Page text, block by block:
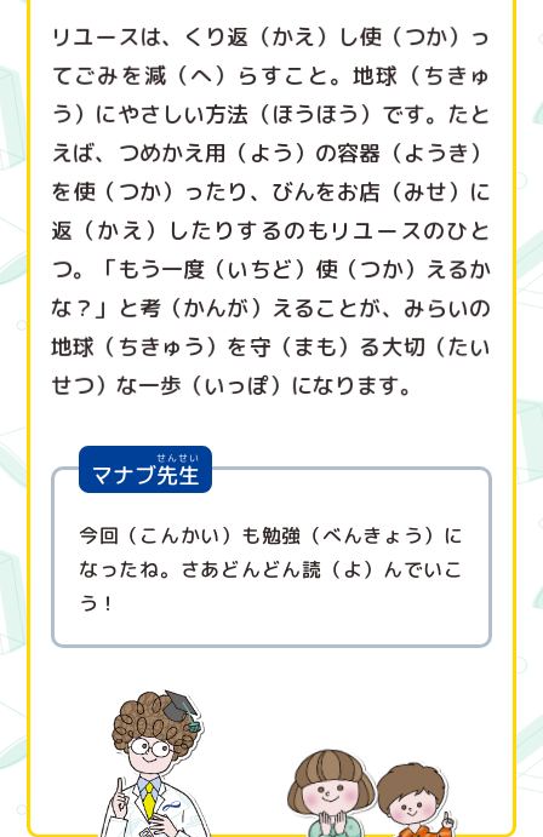
リユースは、くり返（かえ）し使（つか）っ
てごみを減（へ）らすこと。地球（ちきゅ
う）にやさしい方法（ほうほう）です。たと
えば、つめかえ用（よう）の容器（ようき）
を使（つか）ったり、びんをお店（みせ）に
返（かえ）したりするのもリユースのひと
つ。「もう一度（いちど）使（つか）えるか
な？」と考（かんが）えることが、みらいの
地球（ちきゅう）を守（まも）る大切（たい
せつ）な一歩（いっぽ）になります。
マナブ先生
今回（こんかい）も勉強（べんきょう）に
なったね。さあどんどん読（よ）んでいこ
う！